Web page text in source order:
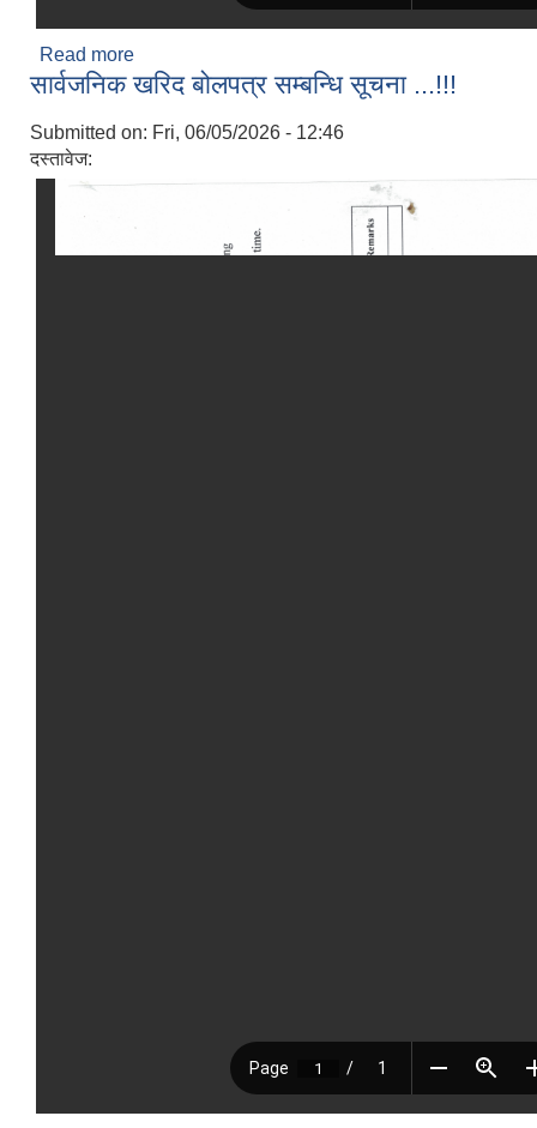
Read more
सम्बन्धि सूचना l
सार्वजनिक खरिद बोलपत्र सम्बन्धि सूचना ...!!!
Submitted on: Fri, 06/05/2026 - 12:46
दस्तावेज: